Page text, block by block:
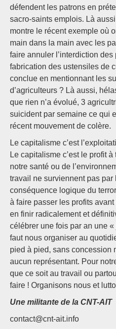
défendent les patrons en
sacro-saints emplois. Là
montre le récent exemple où
main dans la main avec les
faire annuler l’interdiction
fabrication des ustensiles de
conclue en mentionnant les
d’agriculteurs ? Là aussi,
que rien n’a évolué, 3
suicident par semaine ce qui
récent mouvement de colère.
Le capitalisme c’est
Le capitalisme c’est le profit
notre santé ou de
travail ne surviennent pas par
conséquence logique du
à faire passer les profits
en finir radicalement et
célébrer une fois par an une
faut nous organiser au
pied à pied, sans concession
aucun représentant. Pour
que ce soit au travail ou
faire ! Organisons nous et
Une militante de la CNT-AIT
contact@cnt-ait.info